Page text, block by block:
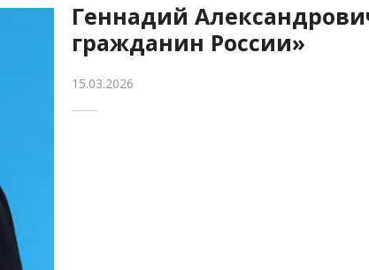
Геннадий
гражданин России»
15.03.2026